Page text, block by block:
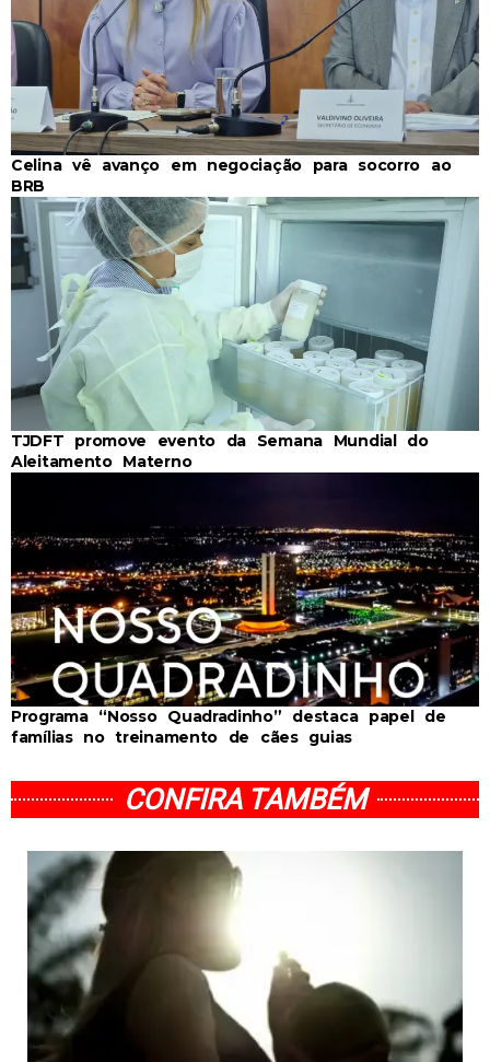
Celina vê avanço em negociação para socorro ao
BRB
TJDFT promove evento da Semana Mundial do
Aleitamento Materno
Programa “Nosso Quadradinho” destaca papel de
famílias no treinamento de cães guias
CONFIRA TAMBÉM